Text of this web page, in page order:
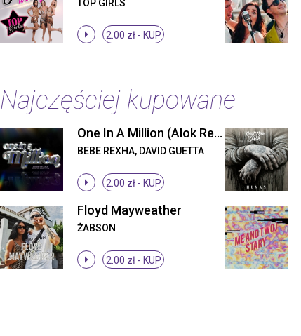
TOP GIRLS
2.00 zł - KUP
Najczęściej kupowane
One In A Million (Alok Remix)
BEBE REXHA, DAVID GUETTA
2.00 zł - KUP
Floyd Mayweather
ŻABSON
2.00 zł - KUP